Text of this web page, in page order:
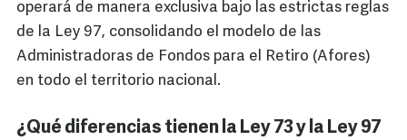
operará de manera exclusiva bajo las estrictas reglas
de la Ley 97, consolidando el modelo de las
Administradoras de Fondos para el Retiro (Afores)
en todo el territorio nacional.
¿Qué diferencias tienen la Ley 73 y la Ley 97